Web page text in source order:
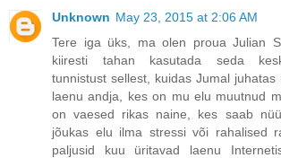
Unknown May 23, 2015 at 2:06 AM
Tere iga üks, ma olen proua Julian
kiiresti tahan kasutada seda
tunnistust sellest, kuidas Jumal
laenu andja, kes on mu elu muutnud
on vaesed rikas naine, kes saab
jõukas elu ilma stressi või rahalised
paljusid kuu üritavad laenu